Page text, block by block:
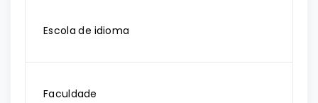
Escola de idioma
Faculdade